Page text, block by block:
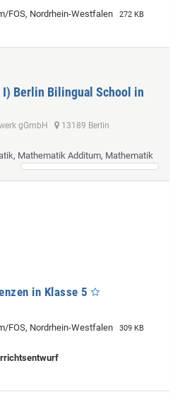
FOS, Nordrhein-Westfalen 272 KB
Berlin Bilingual School in
gGmbH 13189 Berlin
Mathematik Additum, Mathematik
in Klasse 5
FOS, Nordrhein-Westfalen 309 KB